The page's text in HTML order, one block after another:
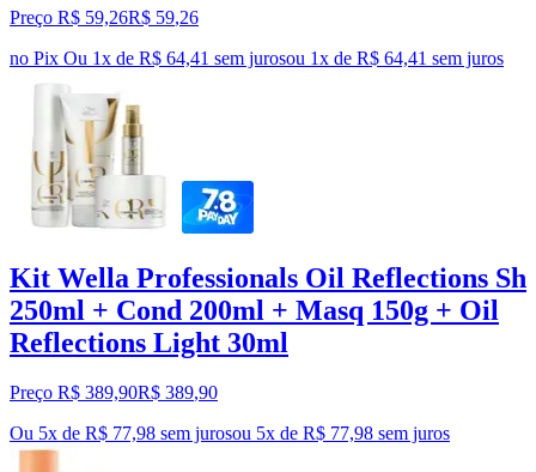
Preço R$ 59,26R$ 59,26
no Pix Ou 1x de R$ 64,41 sem jurosou 1x de R$ 64,41 sem juros
Kit Wella Professionals Oil Reflections Sh
250ml + Cond 200ml + Masq 150g + Oil
Reflections Light 30ml
Preço R$ 389,90R$ 389,90
Ou 5x de R$ 77,98 sem jurosou 5x de R$ 77,98 sem juros